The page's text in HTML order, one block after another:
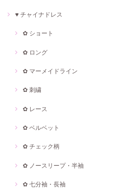
♥ チャイナドレス
✿ ショート
✿ ロング
✿ マーメイドライン
✿ 刺繍
✿ レース
✿ ベルベット
✿ チェック柄
✿ ノースリープ・半袖
✿ 七分袖・長袖